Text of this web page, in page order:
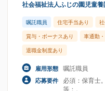
社会福祉法人ふじの園児童
嘱託職員 住宅手当あり
賞与・ボーナスあり 車通勤
退職金制度あり
雇用形態 嘱託職員
応募要件
必須：保育士
等：。